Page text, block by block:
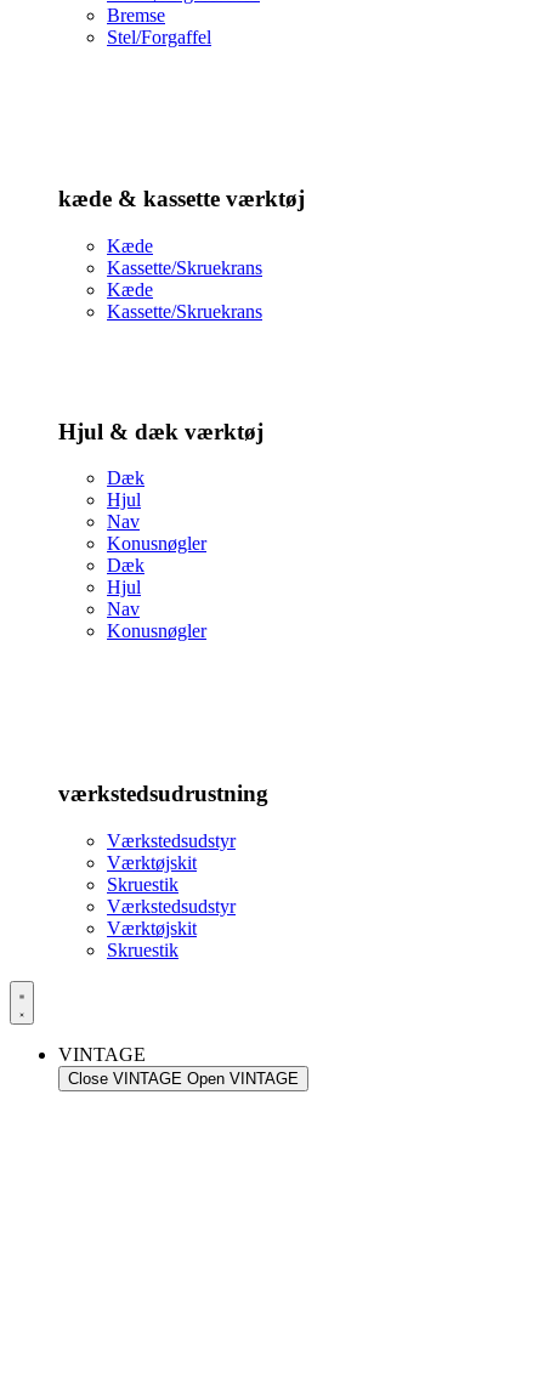
Bremse
Stel/Forgaffel
kæde & kassette værktøj
Kæde
Kassette/Skruekrans
Kæde
Kassette/Skruekrans
Hjul & dæk værktøj
Dæk
Hjul
Nav
Konusnøgler
Dæk
Hjul
Nav
Konusnøgler
værkstedsudrustning
Værkstedsudstyr
Værktøjskit
Skruestik
Værkstedsudstyr
Værktøjskit
Skruestik
VINTAGE
Close VINTAGE Open VINTAGE